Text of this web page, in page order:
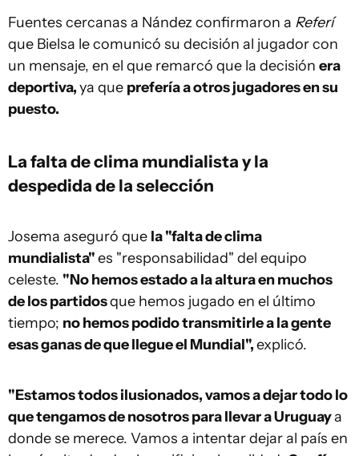
Fuentes cercanas a Nández confirmaron a Referí
que Bielsa le comunicó su decisión al jugador con
un mensaje, en el que remarcó que la decisión era
deportiva,ya que prefería a otros jugadores en su
puesto.
La falta de clima mundialista y la
despedida de la selección
Josema aseguró que la "falta de clima
mundialista"es "responsabilidad" del equipo
celeste. "No hemos estado a la altura en muchos
de los partidosque hemos jugado en el último
tiempo; no hemos podido transmitirle a la gente
esas ganas de que llegue el Mundial",explicó.
"Estamos todos ilusionados, vamos a dejar todo lo
que tengamos de nosotros para llevar a Uruguaya
donde se merece. Vamos a intentar dejar al país en